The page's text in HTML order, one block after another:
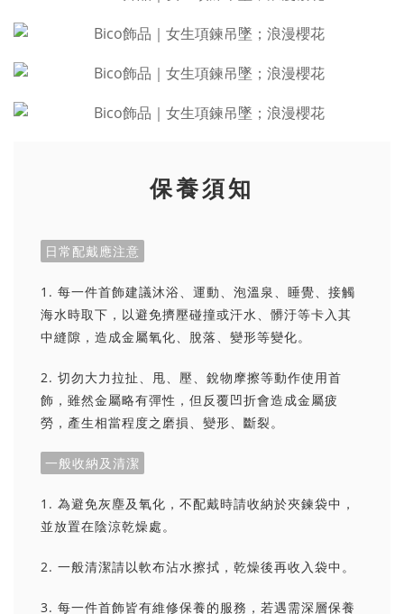
保養須知
日常配戴應注意
1. 每一件首飾建議沐浴、運動、泡溫泉、睡覺、接觸
海水時取下，以避免擠壓碰撞或汗水、髒汙等卡入其
中縫隙，造成金屬氧化、脫落、變形等變化。
2. 切勿大力拉扯、甩、壓、銳物摩擦等動作使用首
飾，雖然金屬略有彈性，但反覆凹折會造成金屬疲
勞，產生相當程度之磨損、變形、斷裂。
一般收納及清潔
1. 為避免灰塵及氧化，不配戴時請收納於夾鍊袋中，
並放置在陰涼乾燥處。
2. 一般清潔請以軟布沾水擦拭，乾燥後再收入袋中。
3. 每一件首飾皆有維修保養的服務，若遇需深層保養